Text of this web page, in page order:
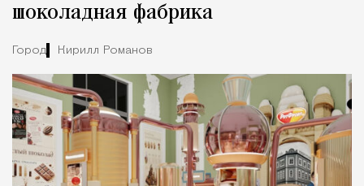
шоколадная фабрика
Город Кирилл Романов